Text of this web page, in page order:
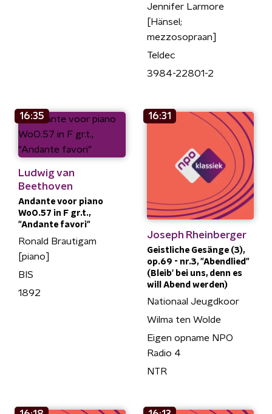
Jennifer Larmore
[Hänsel;
mezzosopraan]
Teldec
3984-22801-2
16:35
Ludwig van
Beethoven
Andante voor piano
WoO.57 in F gr.t.,
"Andante favori"
Ronald Brautigam
[piano]
BIS
1892
16:31
Joseph Rheinberger
Geistliche Gesänge (3),
op.69 - nr.3, "Abendlied"
(Bleib' bei uns, denn es
will Abend werden)
Nationaal Jeugdkoor
Wilma ten Wolde
Eigen opname NPO
Radio 4
NTR